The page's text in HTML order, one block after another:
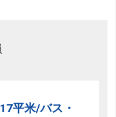
平米/バス・